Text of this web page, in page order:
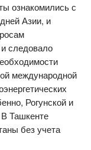
ознакомились с
Азии, и
следовало
международной
Рогунской и
Ташкенте
без учета